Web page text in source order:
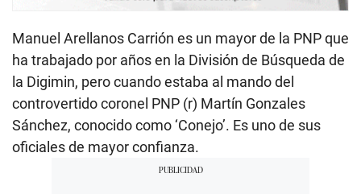
Manuel Arellanos Carrión es un mayor de la PNP que
ha trabajado por años en la División de Búsqueda de
la Digimin, pero cuando estaba al mando del
controvertido coronel PNP (r) Martín Gonzales
Sánchez, conocido como ‘Conejo’. Es uno de sus
oficiales de mayor confianza.